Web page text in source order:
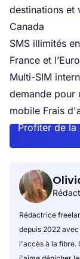
destinations et
Canada
SMS illimités
France et
Multi-SIM
demande pour
mobile Frais
Profiter de la
Rédactrice
depuis 2022
l'accès à la fibre.